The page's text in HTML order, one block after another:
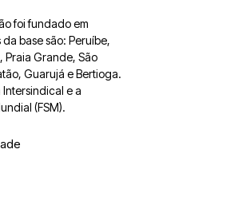
foi fundado em
da base são: Peruíbe,
Praia Grande, São
Guarujá e Bertioga.
e a
(FSM).